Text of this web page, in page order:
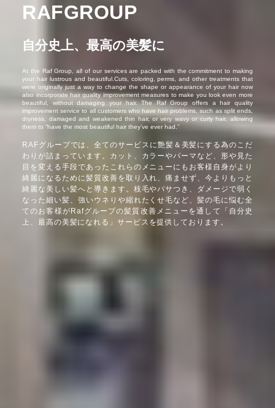
RAFGROUP
自分史上、最高の美髪に
At the Raf Group, all of our services are packed with the commitment to making
your hair lustrous and beautiful.Cuts, coloring, perms, and other treatments that
were originally just a way to change the shape or appearance of your hair now
also incorporate hair quality improvement measures to make you look even more
beautiful, without damaging your hair. The Raf Group offers a hair quality
improvement service to all customers who have hair problems, such as split ends,
dryness, damaged and weakened thin hair, or very wavy or curly hair, allowing
them to “have the most beautiful hair they’ve ever had.”
RAFグループでは、全てのサービスに艶髪＆美髪にする為のこだ
わりが詰まっています。カット、カラーやパーマなど、形や見た
目を変える手段であったこれらのメニューにもお客様自身がより
綺麗になるために髪質改善を取り入れ、痛ませず、今よりもっと
綺麗な美しい髪へと導きます。枝毛やパサつき、ダメージで弱く
なった細い髪、強いウネりや縮れたくせ毛など、髪の毛に悩む全
てのお客様がRafグループの髪質改善メニューを通して「自分史
上、最高の美髪になれる」サービスを提供しております。